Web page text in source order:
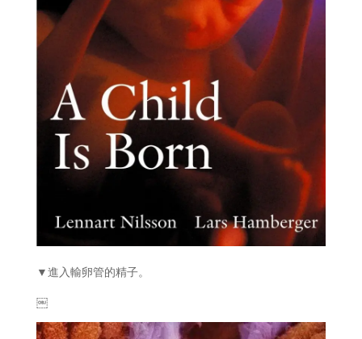
▼進入輸卵管的精子。
￼